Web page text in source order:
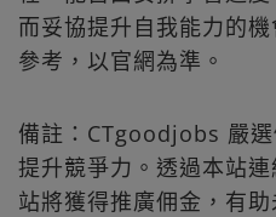
而妥協提升自我能力的
參考，以官網為準。
備註：CTgoodjobs 嚴
提升競爭力。透過本站
站將獲得推廣佣金，有